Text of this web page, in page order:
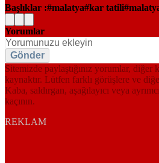
Başlıklar : malatya kar tatili
Yorumlar
Gönder
Sitemizde paylaştığınız yorumlar, diğer
kaynaktır. Lütfen farklı görüşlere ve
Kaba, saldırgan, aşağılayıcı veya
kaçının.
REKLAM